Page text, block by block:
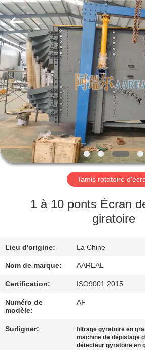
À
LA
MAISON
PRODUITS
À
PROPOS
NOUS
DE
L'USINE
CONTRÔLE
DE
LA
2026
Xinxiang
AAREAL
Machine
Co.,Ltd.
All
Rights
Reserved.
Tamis rotatoire
1 à 10 ponts Écran
giratoire
Lieu d'origine: La Chine
Nom de marque: AAREAL
Certification: ISO9001:2015
Numéro de
modèle:
AF
Surligner: filtrage gyratoire en
machine de dépistage
détecteur gyratoire en